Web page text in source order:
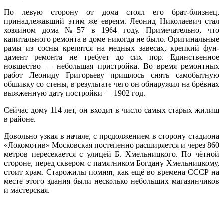
По левую сторону от до­ма стоял его брат-близнец,
принадлежавший этим же евреям. Леонид Никола­евич стал
хозяином дома №57 в 1964 году. Примеча­тельно, что
капитального ремонта в доме никогда не было. Оригинальные
рамы из сосны крепятся на мед­ных завесах, крепкий фун­
дамент ремонта не требу­ет до сих пор. Единствен­ное
новшество — неболь­шая пристройка. Во вре­мя ремонтных
работ Лео­ниду Григорьеву пришлось снять самобытную
обшив­ку со стены, в результате чего он обнаружил на брёв­нах
выжженную дату постройки — 1902 год.
Сейчас дому 114 лет, он входит в число самых ста­рых жилищ
в районе.
Довольно узкая в начале, с продолжением в сто­рону стадиона
«Локомотив» Московская постепенно расширяется и через 860
метров пересекается с ули­цей Б. Хмельницкого. По чётной
стороне, перед скве­ром с памятником Богдану Хмельницкому,
стоит храм. Старожилы помнят, как ещё во времена СССР на
ме­сте этого здания были несколько небольших магазин­чиков
и мастерская.